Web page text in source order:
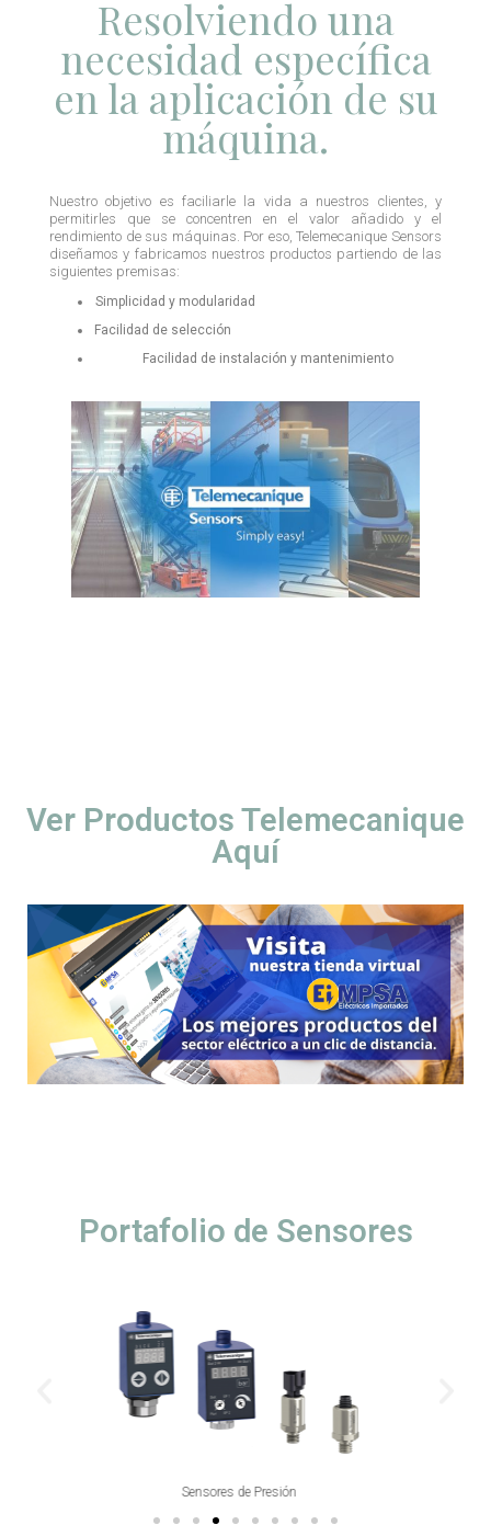
Resolviendo una
necesidad específica
en la aplicación de su
máquina.
Nuestro objetivo es faciliarle la vida a nuestros clientes, y
permitirles que se concentren en el valor añadido y el
rendimiento de sus máquinas. Por eso, Telemecanique Sensors
diseñamos y fabricamos nuestros productos partiendo de las
siguientes premisas:
Simplicidad y modularidad
Facilidad de selección
Facilidad de instalación y mantenimiento
Ver Productos Telemecanique
Aquí
Portafolio de Sensores
Interruptores de Posición